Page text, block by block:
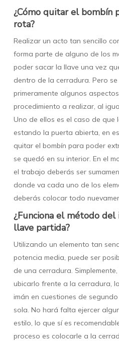
¿Cómo quitar el bombín
rota?
Realizar un acto tan sencillo
forma parte de alguno de los
poder sacar la llave una vez
dentro de la cerradura. Pero
primeramente algunos
procedimiento a realizar, al
Uno de ellos es el caso de que
estando la puerta abierta, en
quitar el bombín para poder
se quedó en su interior. En el
el trabajo deberás ser
donde va cada uno de los
deberás colocar todo
¿Funciona el método del
llave partida?
Utilizando un elemento tan
potencia media, puede ser
de una cerradura.
ubicarlo frente a la cerradura,
imán en cuestiones de
sola. No hará falta ejercer
estilo, lo que sí es
proceso es colocarle a la